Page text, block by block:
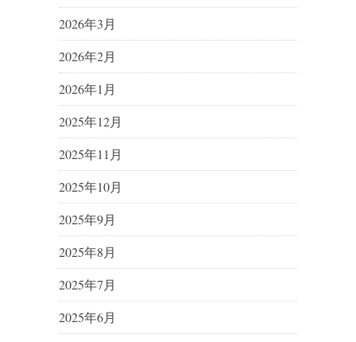
2026年3月
2026年2月
2026年1月
2025年12月
2025年11月
2025年10月
2025年9月
2025年8月
2025年7月
2025年6月